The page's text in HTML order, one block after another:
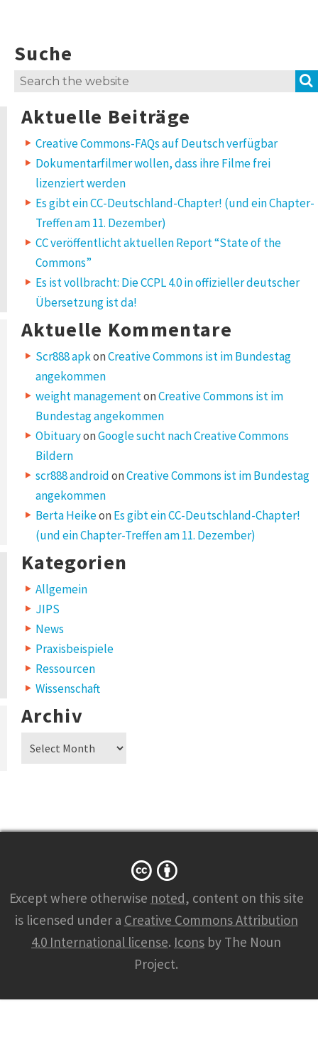
Suche
Search
Aktuelle Beiträge
Creative Commons-FAQs auf Deutsch verfügbar
Dokumentarfilmer wollen, dass ihre Filme frei
lizenziert werden
Es gibt ein CC-Deutschland-Chapter! (und ein Chapter-
Treffen am 11. Dezember)
CC veröffentlicht aktuellen Report “State of the
Commons”
Es ist vollbracht: Die CCPL 4.0 in offizieller deutscher
Übersetzung ist da!
Aktuelle Kommentare
Scr888 apkonCreative Commons ist im Bundestag
angekommen
weight managementonCreative Commons ist im
Bundestag angekommen
ObituaryonGoogle sucht nach Creative Commons
Bildern
scr888 androidonCreative Commons ist im Bundestag
angekommen
Berta Heikeon Es gibt ein CC-Deutschland-Chapter!
(und ein Chapter-Treffen am 11. Dezember)
Kategorien
Allgemein
JIPS
News
Praxisbeispiele
Ressourcen
Wissenschaft
Archiv
Archiv
Except where otherwise noted, content on this site
is licensed under a Creative Commons Attribution
4.0 International license. Icons by The Noun
Project.